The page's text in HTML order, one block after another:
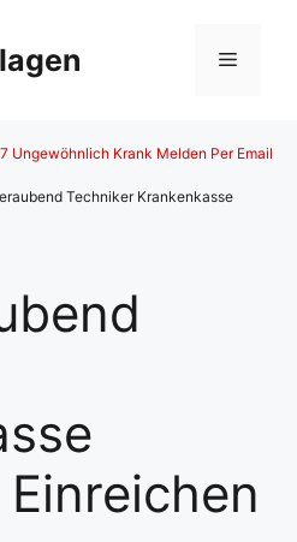
Menü
Ungewöhnlich Krank Melden Per Email
Techniker Krankenkasse